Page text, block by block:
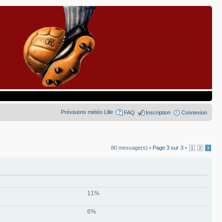
Prévisions météo Lille FAQ Inscription Connexion
80 message(s) • Page 3 sur 3 • 1 2 3
11%
6%